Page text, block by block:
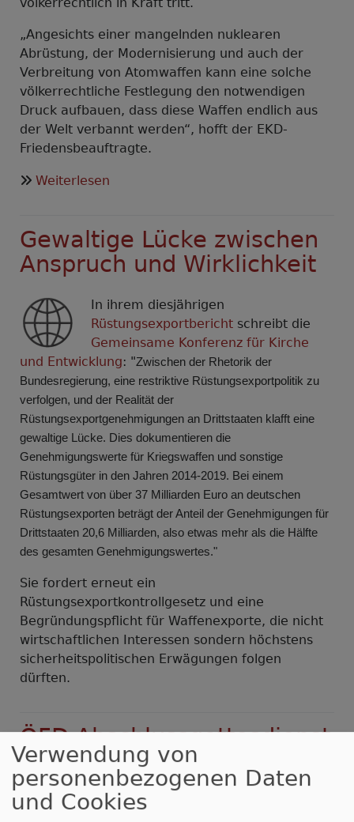
„Angesichts einer mangelnden nuklearen
Abrüstung, der Modernisierung und auch der
Verbreitung von Atomwaffen kann eine solche
völkerrechtliche Festlegung den notwendigen
Druck aufbauen, dass diese Waffen endlich aus
der Welt verbannt werden“, hofft der EKD-
Friedensbeauftragte.
Weiterlesen
auf
dem
Weg
einer
atomwaffenfreien
Welt
Gewaltige Lücke zwischen
Anspruch und Wirklichkeit
In ihrem diesjährigen
Rüstungsexportbericht schreibt die
Gemeinsame Konferenz für Kirche
und Entwicklung: "Zwischen der Rhetorik der
Bundesregierung, eine restriktive Rüstungsexportpolitik zu
verfolgen, und der Realität der
Rüstungsexportgenehmigungen an Drittstaaten klafft eine
gewaltige Lücke. Dies dokumentieren die
Genehmigungswerte für Kriegswaffen und sonstige
Rüstungsgüter in den Jahren 2014-2019. Bei einem
Gesamtwert von über 37 Milliarden Euro an deutschen
Rüstungsexporten beträgt der Anteil der Genehmigungen für
Drittstaaten 20,6 Milliarden, also etwas mehr als die Hälfte
des gesamten Genehmigungswertes."
Sie fordert erneut ein
Rüstungsexportkontrollgesetz und eine
Begründungspflicht für Waffenexporte, die nicht
wirtschaftlichen Interessen sondern höchstens
sicherheitspolitischen Erwägungen folgen
dürften.
ÖFD Abschlussgottesdienst
im Dekanat Kitzingen
Mit einem feierlichen Gottesdienst zum Buß- und
Verwendung von
personenbezogenen Daten
und Cookies